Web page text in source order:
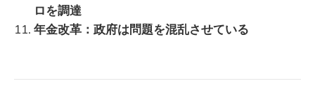
ロを調達
年金改革：政府は問題を混乱させている